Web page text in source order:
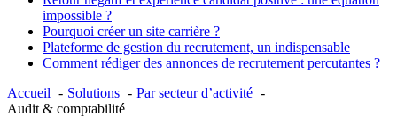
impossible ?
Pourquoi créer un site carrière ?
Plateforme de gestion du recrutement, un indispensable
Comment rédiger des annonces de recrutement percutantes ?
Accueil
Solutions
Par secteur d’activité
Audit & comptabilité